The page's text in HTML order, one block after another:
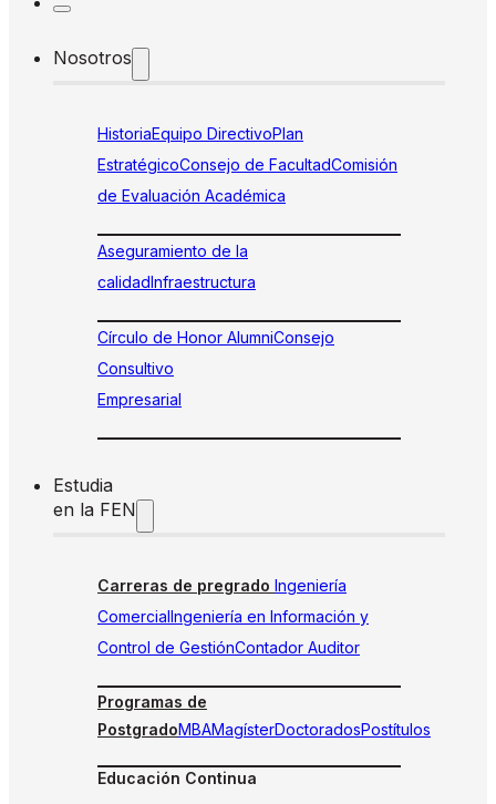
Nosotros
HistoriaEquipo DirectivoPlan
EstratégicoConsejo de FacultadComisión
de Evaluación Académica
Aseguramiento de la
calidadInfraestructura
Círculo de Honor AlumniConsejo
Consultivo
Empresarial
Estudia
en la FEN
Carreras de pregrado Ingeniería
ComercialIngeniería en Información y
Control de GestiónContador Auditor
Programas de
PostgradoMBAMagísterDoctoradosPostítulos
Educación Continua